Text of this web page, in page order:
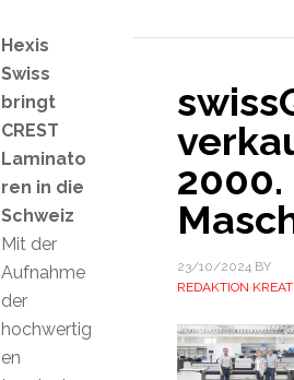
2000.
23/10/2024 BY
REDAKTION
Hexis
Swiss
bringt
CREST
Laminato
ren in die
Schweiz
Mit der
Aufnahme
der
hochwertig
en